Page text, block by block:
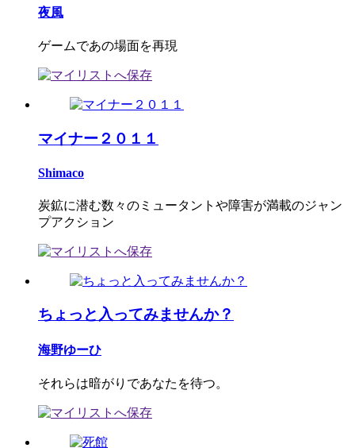
夜風
ゲームであの場面を再現
マイナー２０１１
Shimaco
炭鉱に潜む数々のミュータントや障害が満載のジャン
プアクション
ちょっと入ってみませんか？
海野ゆーひ
それらは暗がりであなたを待つ。